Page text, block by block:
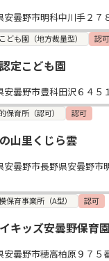
安曇野市明科中川手２７
ども園（地方裁量型） 認可
定こども園
安曇野市豊科田沢６４５
保育所（認可） 認可
山里くじら雲
安曇野市長野県安曇野市
保育事業所（A型） 認可
キッズ安曇野保育園
安曇野市穂高柏原９７５